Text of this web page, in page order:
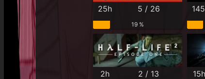
25h 5 / 26
19 %
2h 2 / 13 15h